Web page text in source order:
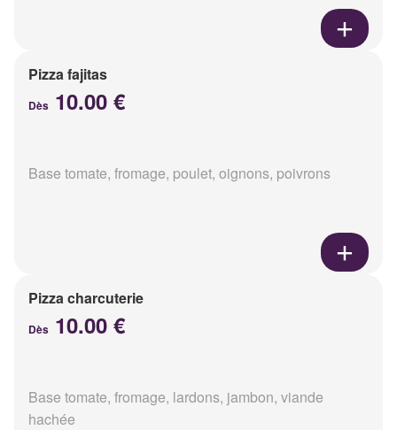
Pizza fajitas
Dès 10.00 €
Base tomate, fromage, poulet, oignons, poivrons
Pizza charcuterie
Dès 10.00 €
Base tomate, fromage, lardons, jambon, viande
hachée